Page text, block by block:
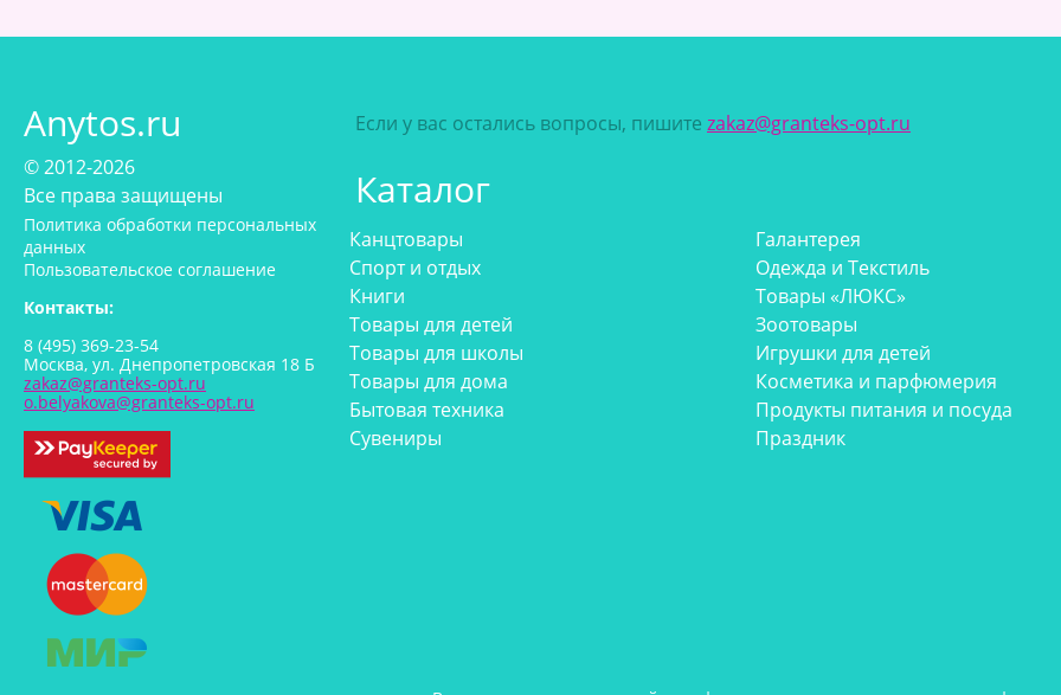
Anytos.ru
© 2012-2026
Все права защищены
Политика обработки персональных
данных
Пользовательское соглашение
Контакты:
8 (495) 369-23-54
Москва, ул. Днепропетровская 18 Б
zakaz@granteks-opt.ru
o.belyakova@granteks-opt.ru
Если у вас остались вопросы, пишите zakaz@granteks-opt.ru
Каталог
Канцтовары
Спорт и отдых
Книги
Товары для детей
Товары для школы
Товары для дома
Бытовая техника
Сувениры
Галантерея
Одежда и Текстиль
Товары «ЛЮКС»
Зоотовары
Игрушки для детей
Косметика и парфюмерия
Продукты питания и посуда
Праздник